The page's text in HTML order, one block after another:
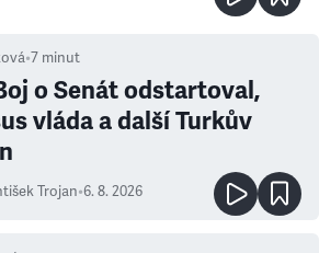
•7 minut
o Senát odstartoval,
vláda a další Turkův
Trojan•6. 8. 2026